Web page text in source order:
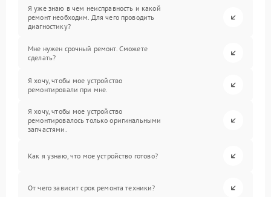
Я уже знаю в чем неисправность и какой
ремонт необходим. Для чего проводить
диагностику?
Мне нужен срочный ремонт. Сможете
сделать?
Я хочу, чтобы мое устройство
ремонтировали при мне.
Я хочу, чтобы мое устройство
ремонтировалось только оригинальными
запчастями.
Как я узнаю, что мое устройство готово?
От чего зависит срок ремонта техники?